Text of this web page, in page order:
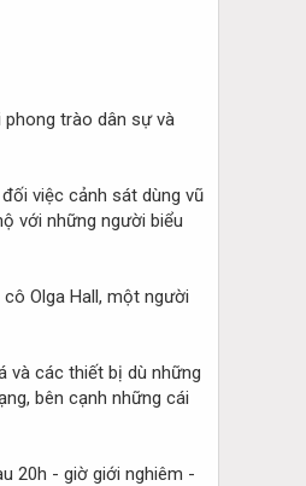
trào dân sự và
việc cảnh sát dùng vũ
với những người biểu
Olga Hall, một người
và các thiết bị dù những
bên cạnh những cái
20h - giờ giới nghiêm -